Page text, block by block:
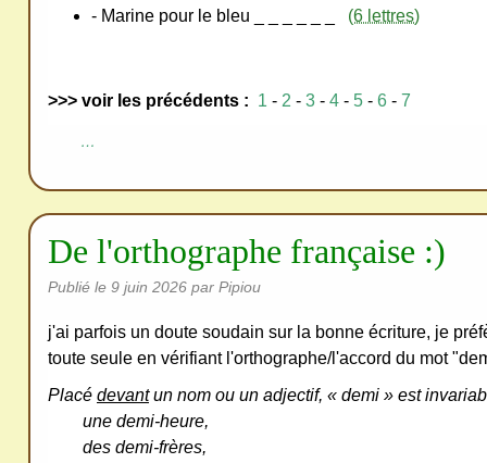
- Marine pour le bleu
(6 lettres)
>>> voir les précédents : 1 - 2 - 3 - 4 - 5 - 6 - 7
…
De l'orthographe française :)
Publié le 9 juin 2026 par Pipiou
j'ai parfois un doute soudain sur la bonne écriture, je
toute seule en vérifiant l'orthographe/l'accord du mot
Placé devantun nom ou un adjectif, « demi » est
une demi-heure,
des demi-frères,
nde
mer